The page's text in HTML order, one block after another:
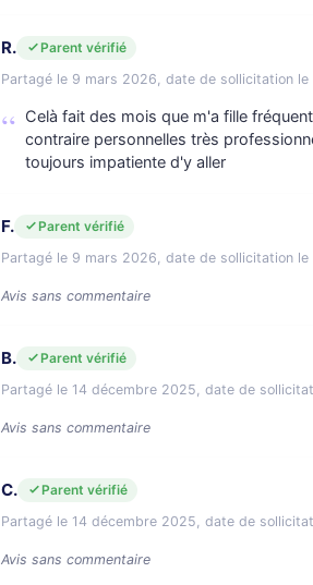
R.
Parent vérifié
Partagé le 9 mars 2026, date de sollicitation le
Celà fait des mois que m'a fille
contraire personnelles très
toujours impatiente d'y aller
F.
Parent vérifié
Partagé le 9 mars 2026, date de sollicitation le
Avis sans commentaire
B.
Parent vérifié
Partagé le 14 décembre 2025, date de
Avis sans commentaire
C.
Parent vérifié
Partagé le 14 décembre 2025, date de
Avis sans commentaire